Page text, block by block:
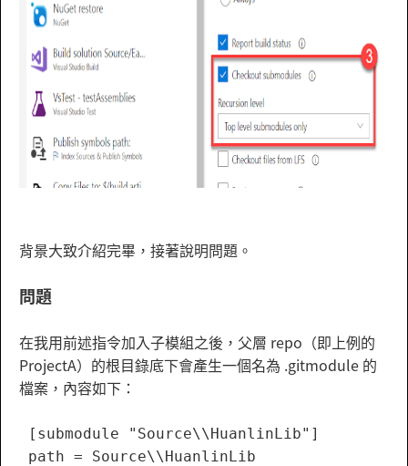
背景大致介紹完畢，接著說明問題。
問題
在我用前述指令加入子模組之後，父層 repo（即上例的
ProjectA）的根目錄底下會產生一個名為 .gitmodule 的
檔案，內容如下：
[submodule "Source\\HuanlinLib"]
path = Source\\HuanlinLib